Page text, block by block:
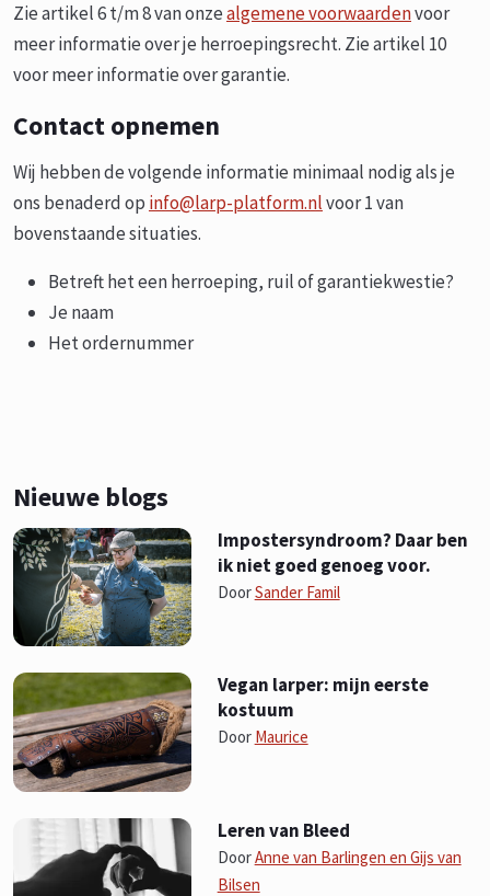
Zie artikel 6 t/m 8 van onzealgemene voorwaardenvoor
meer informatie over je herroepingsrecht. Zie artikel 10
voor meer informatie over garantie.
Contact opnemen
Wij hebben de volgende informatie minimaal nodig als je
ons benaderd op info@larp-platform.nlvoor 1 van
bovenstaande situaties.
Betreft het een herroeping, ruil of garantiekwestie?
Je naam
Het ordernummer
Nieuwe blogs
Impostersyndroom? Daar ben
ik niet goed genoeg voor.
DoorSander Famil
Vegan larper: mijn eerste
kostuum
Door Maurice
Leren van Bleed
DoorAnne van Barlingen en Gijs van
Bilsen